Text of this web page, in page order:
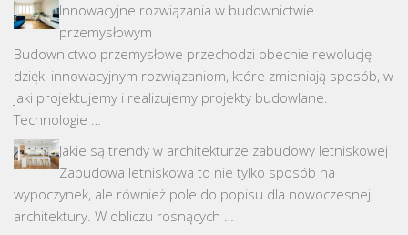
Innowacyjne rozwiązania w budownictwie
przemysłowym
Budownictwo przemysłowe przechodzi obecnie rewolucję
dzięki innowacyjnym rozwiązaniom, które zmieniają sposób, w
jaki projektujemy i realizujemy projekty budowlane.
Technologie …
Jakie są trendy w architekturze zabudowy letniskowej
Zabudowa letniskowa to nie tylko sposób na
wypoczynek, ale również pole do popisu dla nowoczesnej
architektury. W obliczu rosnących …